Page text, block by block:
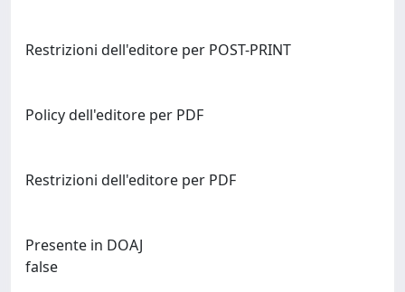
Restrizioni dell'editore per POST-PRINT
Policy dell'editore per PDF
Restrizioni dell'editore per PDF
Presente in DOAJ